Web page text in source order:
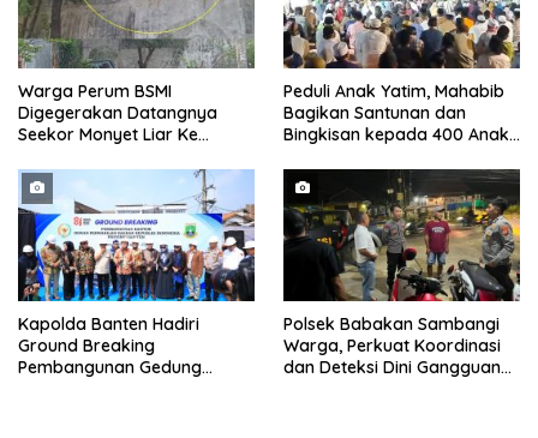
Warga Perum BSMI
Digegerakan Datangnya
Seekor Monyet Liar Ke
Peduli Anak Yatim, Mahabib
Bagikan Santunan dan
Bingkisan kepada 400 Anak
Kapolda Banten Hadiri
Ground Breaking
Pembangunan Gedung
Polsek Babakan Sambangi
Warga, Perkuat Koordinasi
dan Deteksi Dini Gangguan